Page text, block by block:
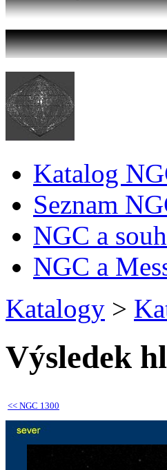
Katalog
Seznam
NGC a
NGC a
Katalogy >
Výsledek
<< NGC 1300